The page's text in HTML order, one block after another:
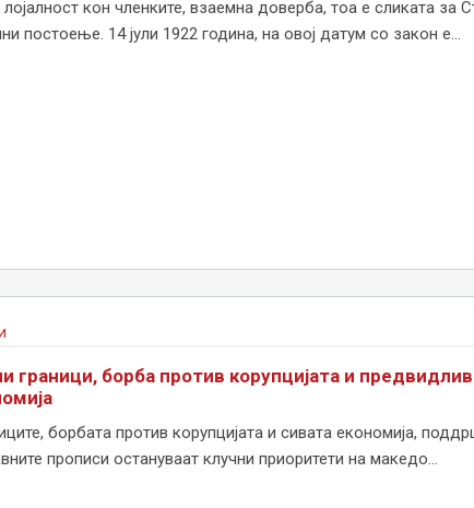
кон членките, взаемна доверба, тоа е сликата за
постоење. 14 јули 1922 година, на овој датум со закон е...
граници, борба против корупцијата и
борбата против корупцијата и сивата економија,
прописи остануваат клучни приоритети на македо...